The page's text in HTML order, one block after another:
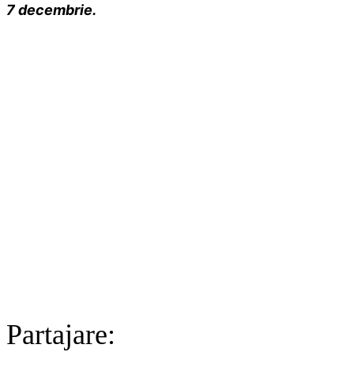
7 decembrie.
Partajare: